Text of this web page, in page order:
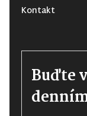
Kontakt
Buďte